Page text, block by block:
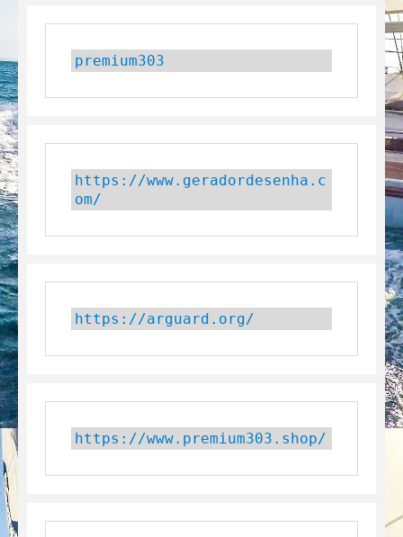
premium303
https://www.geradordesenha.c
om/
https://arguard.org/
https://www.premium303.shop/